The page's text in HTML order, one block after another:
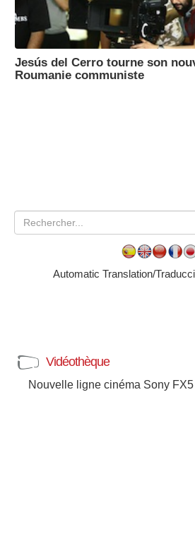
Jesús del Cerro tourne son
Roumanie communiste
Automatic Translation/
Vidéothèque
Nouvelle ligne cinéma Sony FX5